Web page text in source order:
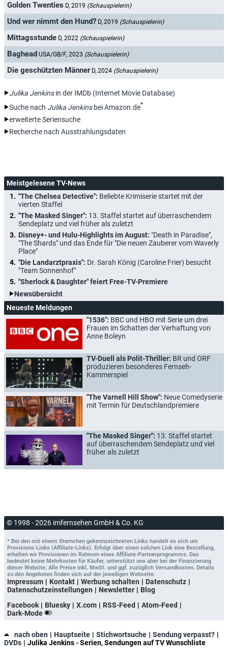
Golden Twenties D, 2019 (Schauspielerin)
Und wer nimmt den Hund? D, 2019 (Schauspielerin)
Mittagsstunde D, 2022 (Schauspielerin)
Baghead USA/GB/F, 2023 (Schauspielerin)
Die geschützten Männer D, 2024 (Schauspielerin)
Julika Jenkinsin der IMDb (Internet Movie Database)
Suche nach Julika Jenkinsbei Amazon.de*
erweiterte Seriensuche
Recherche nach Ausstrahlungsdaten
Meistgelesene TV-News
"The Chelsea Detective": Beliebte Krimiserie startet mit der
vierten Staffel
"The Masked Singer": 13. Staffel startet auf überraschendem
Sendeplatz und viel früher als zuletzt
Disney+- und Hulu-Highlights im August: "Death in Paradise",
"The Shards" und das Ende für "Die neuen Zauberer vom Waverly
Place"
"Die Landarztpraxis": Dr. Sarah König (Caroline Frier) besucht
"Team Sonnenhof"
"Sherlock & Daughter" feiert Free-TV-Premiere
Newsübersicht
Neueste Meldungen
"1536": BBC und HBO mit Serie um drei
Frauen im Schatten der Verhaftung von
Anne Boleyn
TV-Duell als Polit-Thriller: BR und ORF
produzieren besonderes Fernseh-
Kammerspiel
"The Varnell Hill Show": Neue Comedyserie
mit Termin für Deutschlandpremiere
"The Masked Singer": 13. Staffel startet
auf überraschendem Sendeplatz und viel
früher als zuletzt
© 1998 - 2026 imfernsehen GmbH & Co. KG
* Bei den mit einem Sternchen gekennzeichneten Links handelt es sich um
Provisions-Links (Affiliate-Links). Erfolgt über einen solchen Link eine Bestellung,
erhalten wir Provisionen im Rahmen eines Affiliate-Partnerprogramms. Das
bedeutet keine Mehrkosten für Käufer, unterstützt uns aber bei der Finanzierung
dieser Website. Alle Preise inkl. MwSt. und ggf. zuzüglich Versandkosten. Details
zu den Angeboten finden sich auf der jeweiligen Webseite.
Impressum Kontakt Werbung schalten
Datenschutz
Datenschutzeinstellungen
Newsletter
Blog
Facebook
Bluesky X.com RSS-Feed
Atom-Feed
Dark-Mode
nach oben Hauptseite Stichwortsuche
Sendung verpasst?
DVDs
Julika Jenkins - Serien, Sendungen auf TV Wunschliste